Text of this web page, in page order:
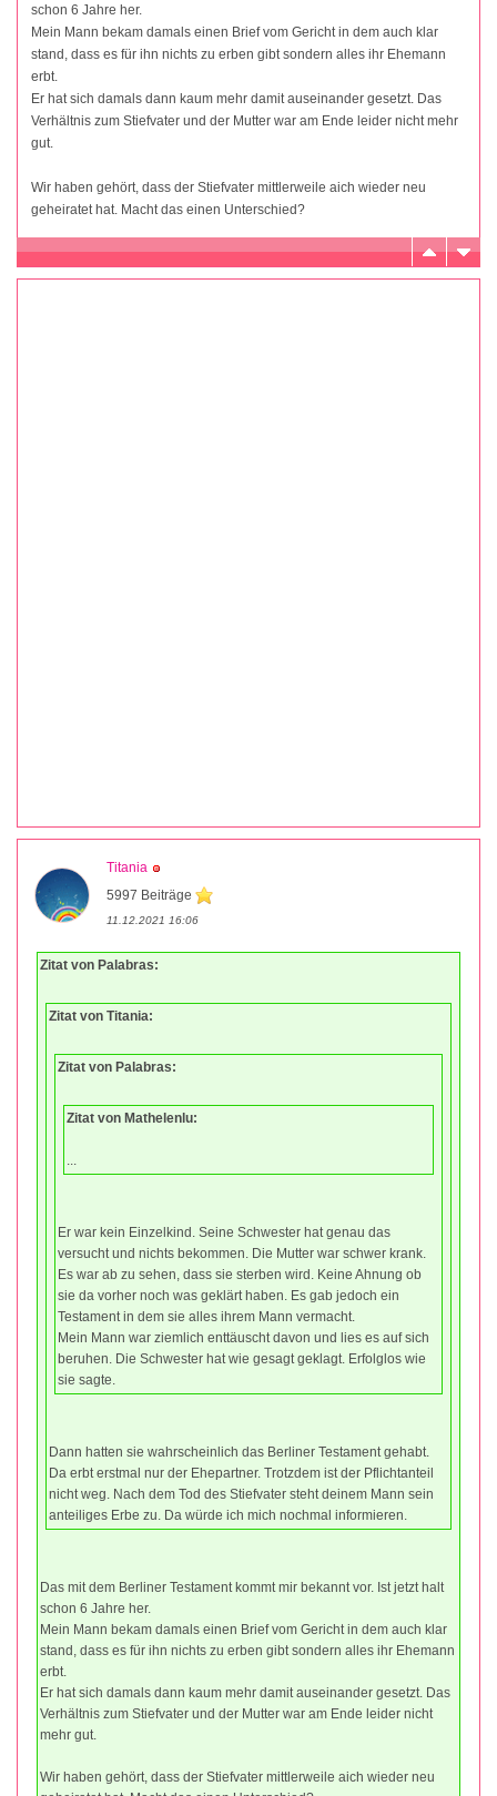
schon 6 Jahre her.
Mein Mann bekam damals einen Brief vom Gericht in dem auch klar
stand, dass es für ihn nichts zu erben gibt sondern alles ihr Ehemann
erbt.
Er hat sich damals dann kaum mehr damit auseinander gesetzt. Das
Verhältnis zum Stiefvater und der Mutter war am Ende leider nicht mehr
gut.
Wir haben gehört, dass der Stiefvater mittlerweile aich wieder neu
geheiratet hat. Macht das einen Unterschied?
Titania
5997 Beiträge
11.12.2021 16:06
Zitat von Palabras:
Zitat von Titania:
Zitat von Palabras:
Zitat von Mathelenlu:
Er war kein Einzelkind. Seine Schwester hat genau das
versucht und nichts bekommen. Die Mutter war schwer krank.
Es war ab zu sehen, dass sie sterben wird. Keine Ahnung ob
sie da vorher noch was geklärt haben. Es gab jedoch ein
Testament in dem sie alles ihrem Mann vermacht.
Mein Mann war ziemlich enttäuscht davon und lies es auf sich
beruhen. Die Schwester hat wie gesagt geklagt. Erfolglos wie
sie sagte.
Dann hatten sie wahrscheinlich das Berliner Testament gehabt.
Da erbt erstmal nur der Ehepartner. Trotzdem ist der Pflichtanteil
nicht weg. Nach dem Tod des Stiefvater steht deinem Mann sein
anteiliges Erbe zu. Da würde ich mich nochmal informieren.
Das mit dem Berliner Testament kommt mir bekannt vor. Ist jetzt halt
schon 6 Jahre her.
Mein Mann bekam damals einen Brief vom Gericht in dem auch klar
stand, dass es für ihn nichts zu erben gibt sondern alles ihr Ehemann
erbt.
Er hat sich damals dann kaum mehr damit auseinander gesetzt. Das
Verhältnis zum Stiefvater und der Mutter war am Ende leider nicht
mehr gut.
Wir haben gehört, dass der Stiefvater mittlerweile aich wieder neu